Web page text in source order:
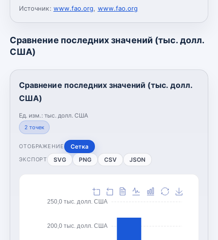
Источник: www.fao.org, www.fao.org
Сравнение последних значений (тыс. долл.
США)
Сравнение последних значений (тыс. долл.
США)
Ед. изм.: тыс. долл. США
2 точек
ОТОБРАЖЕНИЕ Сетка
ЭКСПОРТ SVG PNG CSV JSON
200,0 тыс. долл. США
250,0 тыс. долл. США